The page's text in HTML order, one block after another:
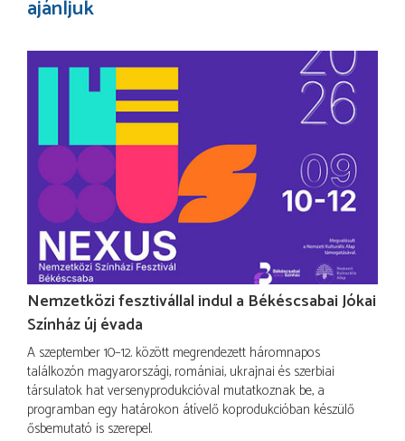
ajánljuk
Nemzetközi fesztivállal indul a Békéscsabai Jókai
Színház új évada
A szeptember 10–12. között megrendezett háromnapos
találkozón magyarországi, romániai, ukrajnai és szerbiai
társulatok hat versenyprodukcióval mutatkoznak be, a
programban egy határokon átívelő koprodukcióban készülő
ősbemutató is szerepel.